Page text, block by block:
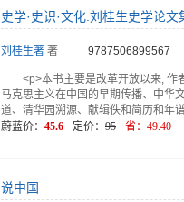
史学·史识·文化:刘桂生史学论文
刘桂生著 著 9787506899567
<p>本书主要是改革开放以来, 作
马克思主义在中国的早期传播、中华
道、清华园溯源、献辑佚和简历和年
蔚蓝价： 45.6 定价： 95 省： 49.40
说中国